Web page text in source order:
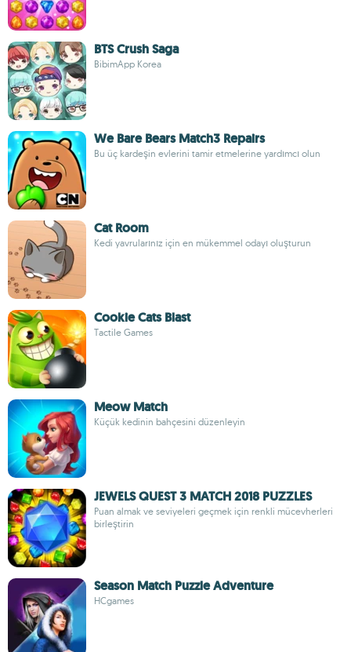
BTS Crush Saga
BibimApp Korea
We Bare Bears Match3 Repairs
Bu üç kardeşin evlerini tamir etmelerine yardımcı olun
Cat Room
Kedi yavrularınız için en mükemmel odayı oluşturun
Cookie Cats Blast
Tactile Games
Meow Match
Küçük kedinin bahçesini düzenleyin
JEWELS QUEST 3 MATCH 2018 PUZZLES
Puan almak ve seviyeleri geçmek için renkli mücevherleri
birleştirin
Season Match Puzzle Adventure
HCgames